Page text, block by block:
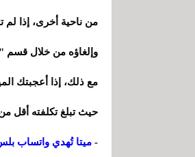
من ناحية أخرى، إذا
وإلغاؤه من خلال قسم
مع ذلك، إذا أعجبتك
حيث تبلغ تكلفته أقل من 3 يورو شهريًا في معظم
- ميتا تُهدي واتساب